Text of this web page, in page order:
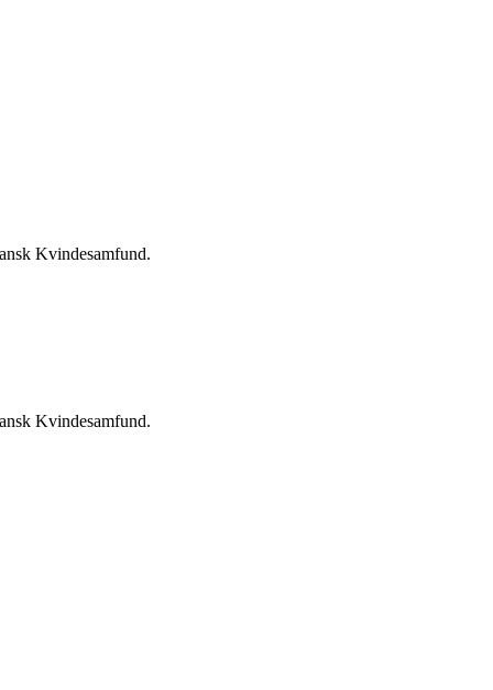
Kvindesamfund.
Kvindesamfund.